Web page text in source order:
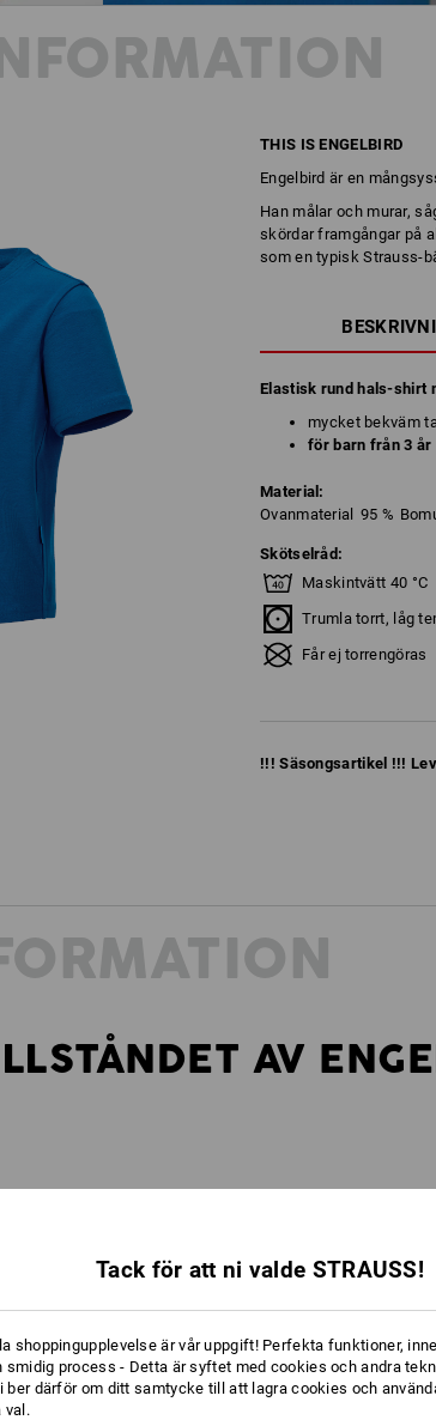
THIS IS ENGELBIRD
Engelbird är en
Han målar och murar,
skördar framgångar på
som en typisk Strauss-
Elastisk rund hals-shirt
mycket bekväm
för barn från 3 år
Material:
Ovanmaterial 95 %
Skötselråd:
Maskintvätt 40 °C
Trumla torrt, låg
Får ej torrengöras
!!! Säsongsartikel !!!
AV
Engelbird är en struts.
valde fågeln framför blommorna – strutsen
har prytt familjens logotyp i hundra år. På
70-talet utvecklade sonen Norbert den
Tack för att ni valde STRAUSS!
shoppingupplevelse är vår uppgift! Perfekta funktioner,
smidig process - Detta är syftet med cookies och andra
ber därför om ditt samtycke till att lagra cookies och
val.